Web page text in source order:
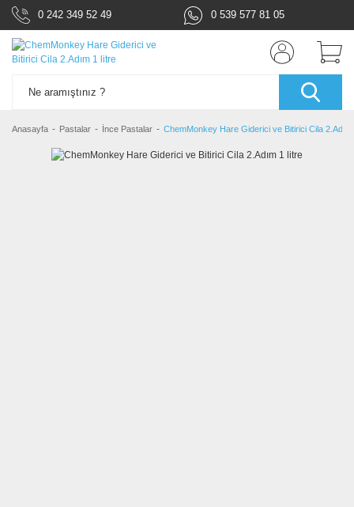
0 242 349 52 49 0 539 577 81 05
Anasayfa Pastalar İnce Pastalar ChemMonkey Hare Giderici ve Bitirici Cila 2.Adım